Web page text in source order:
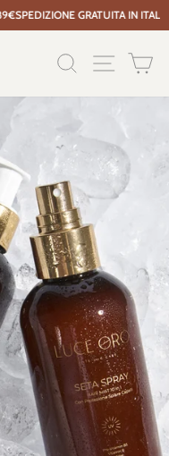
SPEDIZIONE GRATUITA IN
CERCA